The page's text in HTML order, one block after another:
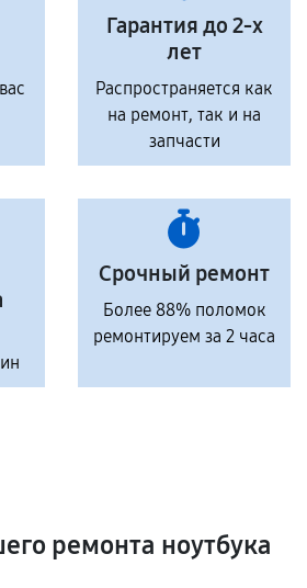
Гарантия до 2-х
лет
Распространяется как
на ремонт, так и на
запчасти
Срочный ремонт
Более 88% поломок
ремонтируем за 2 часа
ремонта ноутбука